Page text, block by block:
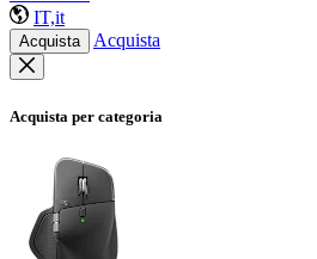
IT,it
Acquista Acquista
Acquista per categoria